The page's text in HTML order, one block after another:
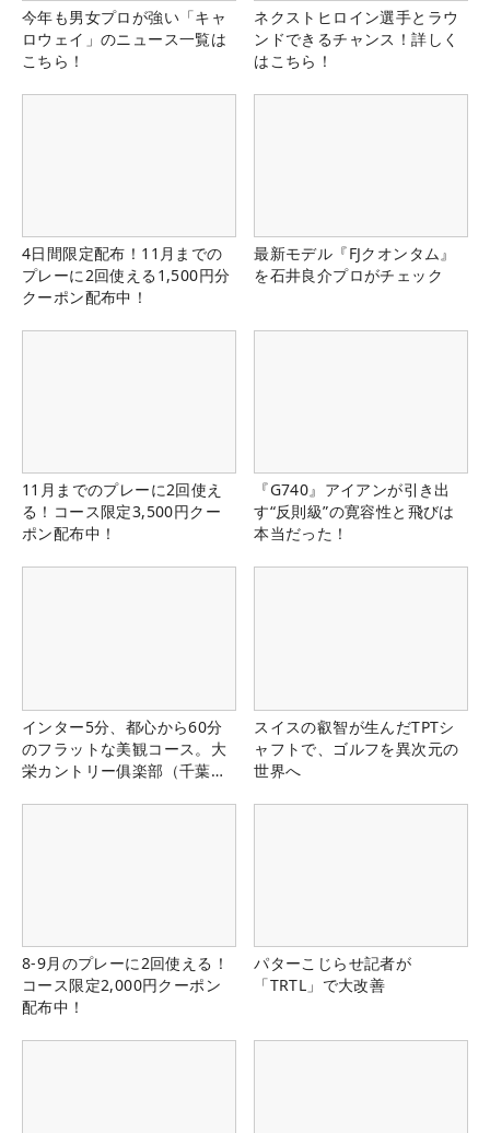
今年も男女プロが強い「キャ
ロウェイ」のニュース一覧は
こちら！
ネクストヒロイン選手とラウ
ンドできるチャンス！詳しく
はこちら！
4日間限定配布！11月までの
プレーに2回使える1,500円分
クーポン配布中！
最新モデル『FJクオンタム』
を石井良介プロがチェック
11月までのプレーに2回使え
る！コース限定3,500円クー
ポン配布中！
『G740』アイアンが引き出
す“反則級”の寛容性と飛びは
本当だった！
インター5分、都心から60分
のフラットな美観コース。大
栄カントリー俱楽部（千葉
スイスの叡智が生んだTPTシ
ャフトで、ゴルフを異次元の
世界へ
8-9月のプレーに2回使える！
コース限定2,000円クーポン
配布中！
パターこじらせ記者が
「TRTL」で大改善